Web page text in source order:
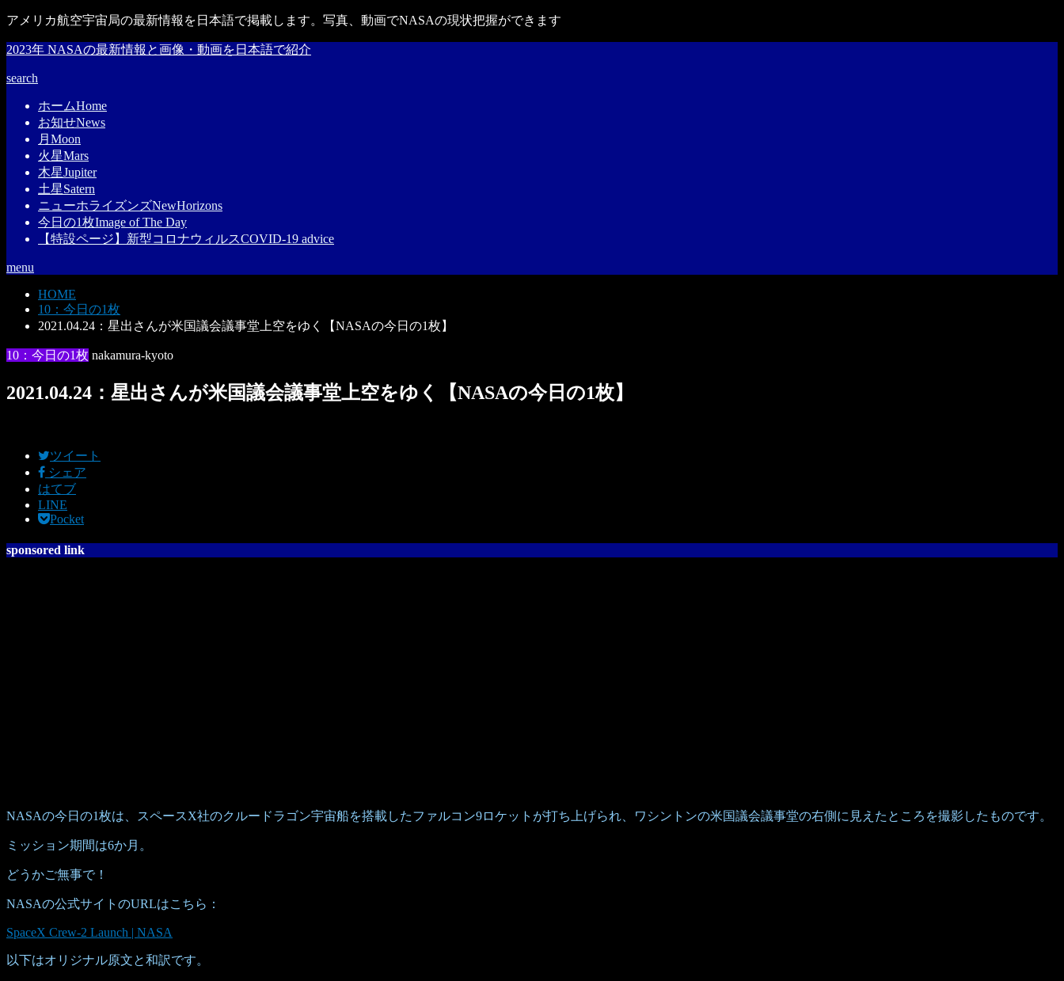
アメリカ航空宇宙局の最新情報を日本語で掲載します。写真、動画でNASAの現状把握ができます
2023年 NASAの最新情報と画像・動画を日本語で紹介
search
ホームHome
お知せNews
月 Moon
火星Mars
木星Jupiter
土星Satern
ニューホライズンズNewHorizons
今日の1枚Image of The Day
【特設ページ】新型コロナウィルスCOVID-19 advice
menu
HOME
10：今日の1枚
2021.04.24：星出さんが米国議会議事堂上空をゆく【NASAの今日の1枚】
10：今日の1枚 nakamura-kyoto
2021.04.24：星出さんが米国議会議事堂上空をゆく【NASAの今日の1枚】
ツイート
シェア
はてブ
LINE
Pocket
sponsored link
NASAの今日の1枚は、スペースX社のクルードラゴン宇宙船を搭載したファルコン9ロケットが打ち上げられ、ワシントンの米国議会議事堂の右側に見えたところを撮影したものです。
ミッション期間は6か月。
どうかご無事で！
NASAの公式サイトのURLはこちら：
SpaceX Crew-2 Launch | NASA
以下はオリジナル原文と和訳です。